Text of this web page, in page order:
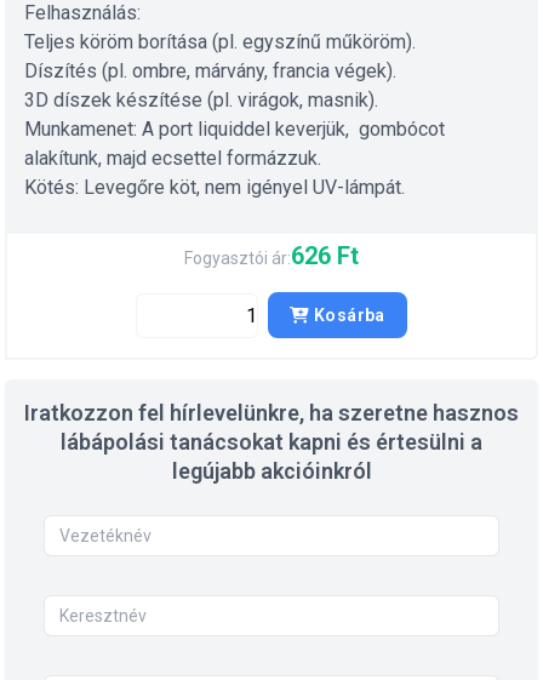
Felhasználás:
Teljes köröm borítása (pl. egyszínű műköröm).
Díszítés (pl. ombre, márvány, francia végek).
3D díszek készítése (pl. virágok, masnik).
Munkamenet: A port liquiddel keverjük, gombócot
alakítunk, majd ecsettel formázzuk.
Kötés: Levegőre köt, nem igényel UV-lámpát.
Fogyasztói ár:626 Ft
Kosárba
Iratkozzon fel hírlevelünkre, ha szeretne hasznos
lábápolási tanácsokat kapni és értesülni a
legújabb akcióinkról